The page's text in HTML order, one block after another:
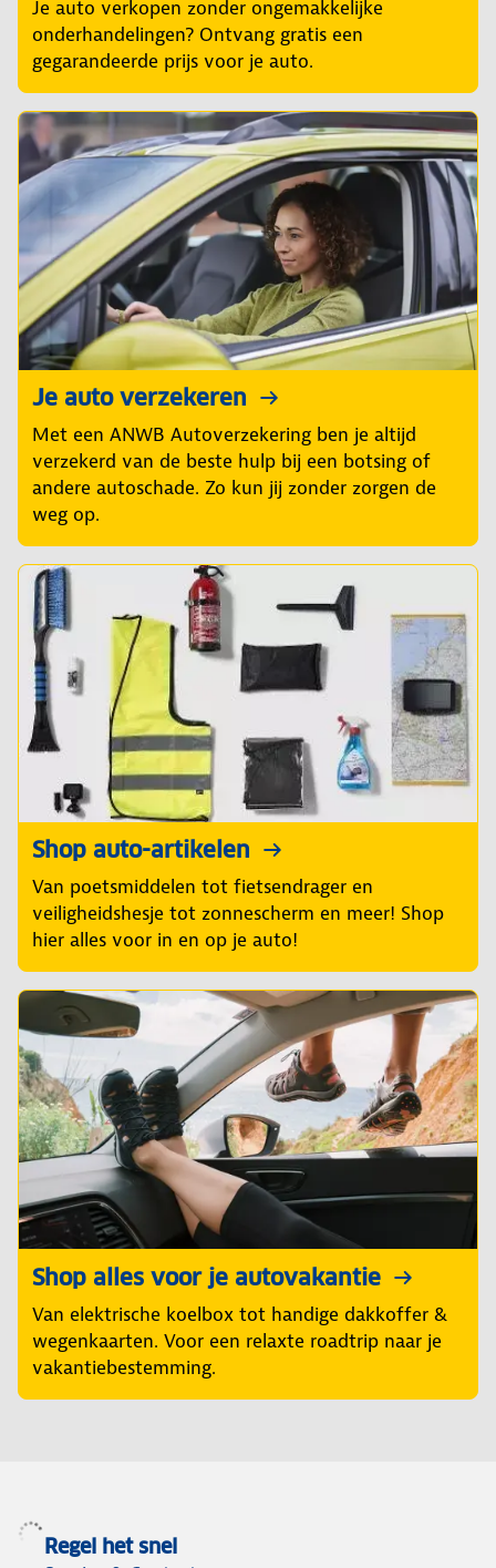
Je auto verkopen zonder ongemakkelijke
onderhandelingen? Ontvang gratis een
gegarandeerde prijs voor je auto.
Je auto verzekeren
Met een ANWB Autoverzekering ben je altijd
verzekerd van de beste hulp bij een botsing of
andere autoschade. Zo kun jij zonder zorgen de
weg op.
Shop auto-artikelen
Van poetsmiddelen tot fietsendrager en
veiligheidshesje tot zonnescherm en meer! Shop
hier alles voor in en op je auto!
Shop alles voor je autovakantie
Van elektrische koelbox tot handige dakkoffer &
wegenkaarten. Voor een relaxte roadtrip naar je
vakantiebestemming.
Regel het snel